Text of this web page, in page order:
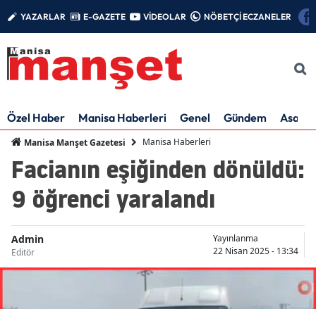
YAZARLAR E-GAZETE VİDEOLAR NÖBETÇİ ECZANELER
Özel Haber Manisa Haberleri Genel Gündem Asayiş
Manisa Manşet Gazetesi Manisa Haberleri
Facianın eşiğinden dönüldü:
9 öğrenci yaralandı
Admin
Editör
Yayınlanma
22 Nisan 2025 - 13:34